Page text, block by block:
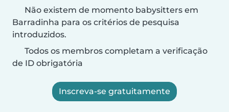
Não existem de momento babysitters em
Barradinha para os critérios de pesquisa
introduzidos.
Todos os membros completam a verificação
de ID obrigatória
Inscreva-se gratuitamente